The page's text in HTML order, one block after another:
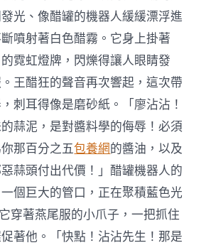
光、像醋罐的機器人緩緩漂浮進
噴射著白色醋霧。它身上掛著
的霓虹燈牌，閃爍得讓人眼睛發
王醋狂的聲音再次響起，這次帶
刺耳得像是磨砂紙。「廖沾沾！
蒜泥，是對醬料學的侮辱！必須
那百分之五包養網的醬油，以及
蒜頭付出代價！」醋罐機器人的
個巨大的管口，正在聚積藍色光
穿著燕尾服的小爪子，一把抓住
著他。「快點！沾沾先生！那是